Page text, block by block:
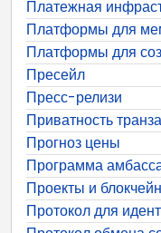
Платежная
Платформы для
Платформы для
Пресейл
Пресс-релизи
Приватность
Прогноз цены
Программа
Проекты и
Протокол для